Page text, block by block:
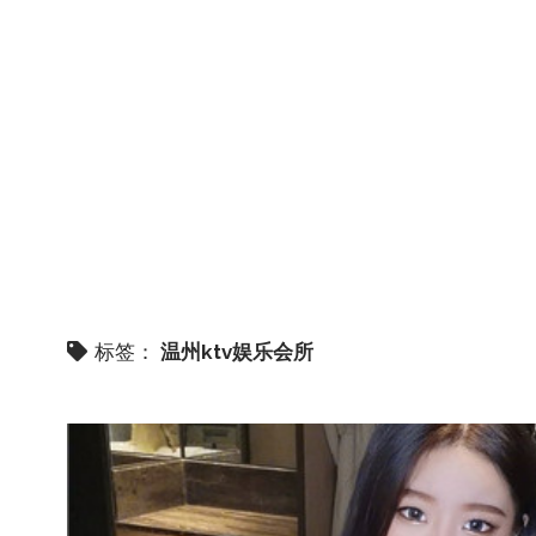
标签： 温州ktv娱乐会所